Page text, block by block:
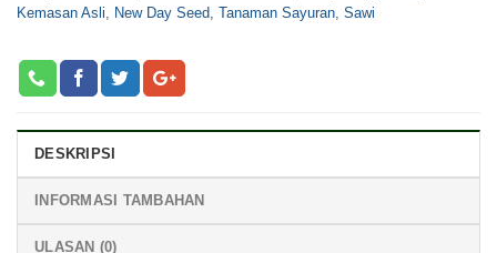
Kemasan Asli
New Day Seed Tanaman Sayuran Sawi
DESKRIPSI
INFORMASI TAMBAHAN
ULASAN (0)